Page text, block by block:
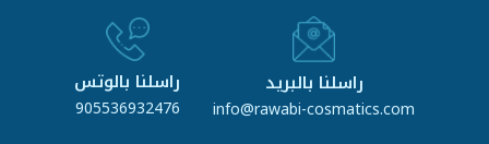
راسلنا بالبريد
info@rawabi-cosmatics.com
راسلنا بالوتس
905536932476